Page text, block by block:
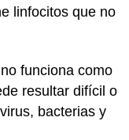
linfocitos que no
funciona como
resultar difícil o
bacterias y